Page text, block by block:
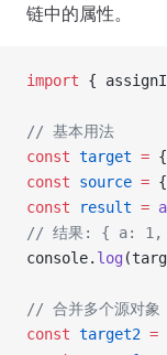
链中的属性。
import {
// 基本用法
const target =
const source =
const result =
// 结果: { a:
console. log
// 合并多个源对象
const target2 =